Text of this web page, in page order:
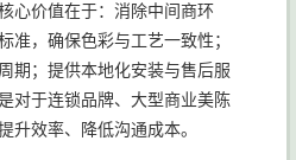
心价值在于：消除中间商环
准，确保色彩与工艺一致性；
期；提供本地化安装与售后服
对于连锁品牌、大型商业美陈
升效率、降低沟通成本。